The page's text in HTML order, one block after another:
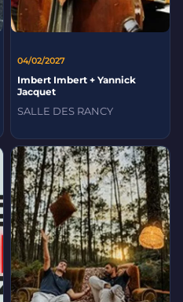
04/02/2027
Imbert Imbert + Yannick
Jacquet
SALLE DES RANCY